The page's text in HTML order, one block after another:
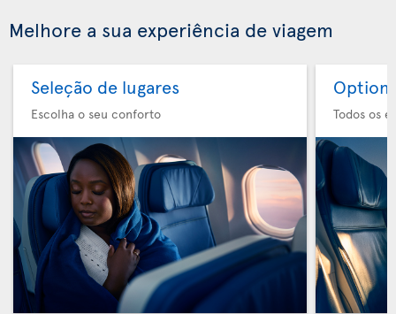
Melhore a sua experiência de viagem
Seleção de lugares
Escolha o seu conforto
Option
Todos os